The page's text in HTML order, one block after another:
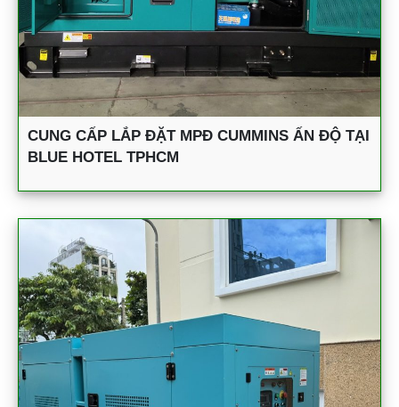
CUNG CẤP LẮP ĐẶT MPĐ CUMMINS ẤN ĐỘ TẠI
BLUE HOTEL TPHCM